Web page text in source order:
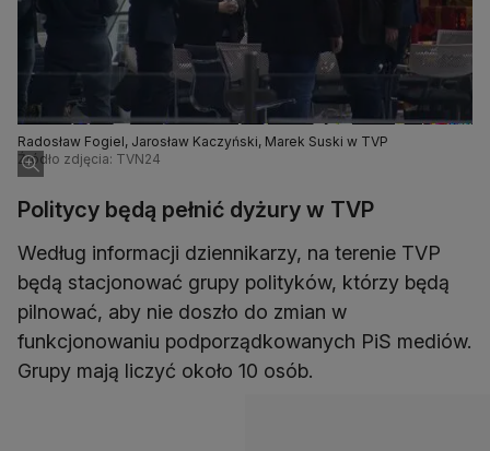
Radosław Fogiel, Jarosław Kaczyński, Marek Suski w TVP
Źródło zdjęcia: TVN24
Politycy będą pełnić dyżury w TVP
Według informacji dziennikarzy, na terenie TVP
będą stacjonować grupy polityków, którzy będą
pilnować, aby nie doszło do zmian w
funkcjonowaniu podporządkowanych PiS mediów.
Grupy mają liczyć około 10 osób.